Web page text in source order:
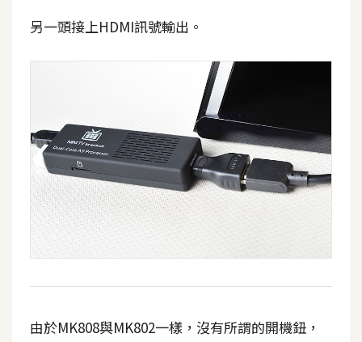
另一頭接上HDMI訊號輸出。
由於MK808與MK802一樣，沒有所謂的開機鈕，